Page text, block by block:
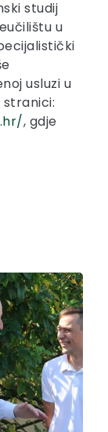
studij
u
usluzi u
, gdje